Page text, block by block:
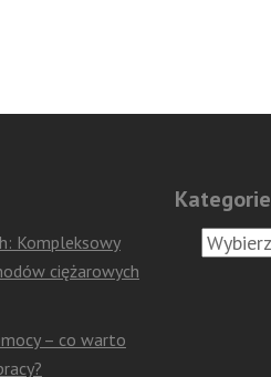
Kompleksowy
ciężarowych
– co warto
Kategorie
Kategorie